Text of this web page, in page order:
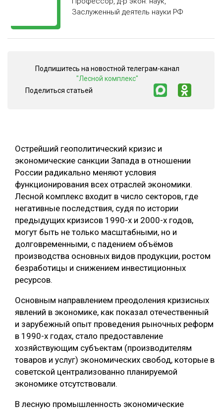
СУШКА ДРЕВЕСИНЫЗаслуженный деятель науки РФ
Острейший геополитический кризис и
экономические санкции Запада в отношении
России радикально меняют условия
функционирования всех отраслей экономики.
Лесной комплекс входит в число секторов, где
негативные последствия, судя по истории
предыдущих кризисов 1990-х и 2000-х годов,
могут быть не только масштабными, но и
долговременными, с падением объёмов
производства основных видов продукции, ростом
безработицы и снижением инвестиционных
ресурсов.
Основным направлением преодоления кризисных
явлений в экономике, как показал отечественный
и зарубежный опыт проведения рыночных реформ
в 1990-х годах, стало предоставление
хозяйствующим субъектам (производителям
товаров и услуг) экономических свобод, которые в
советской централизованно планируемой
экономике отсутствовали.
В лесную промышленность экономические
Подпишитесь на новостной телеграм-канал
"Лесной комплекс"
Поделиться статьей